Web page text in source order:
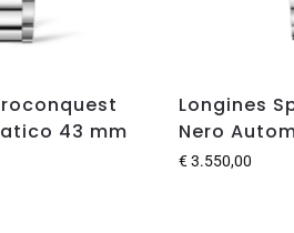
43 mm
Longines
Nero
€3.550,00